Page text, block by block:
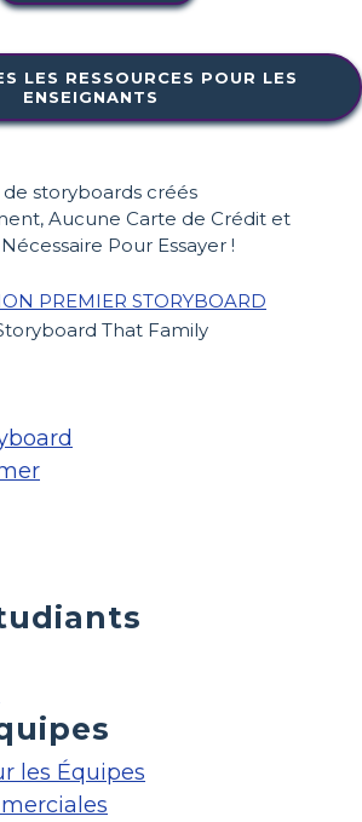
LES RESSOURCES POUR LES
ENSEIGNANTS
de storyboards créés
Aucune Carte de Crédit et
Pour Essayer !
PREMIER STORYBOARD
les Équipes